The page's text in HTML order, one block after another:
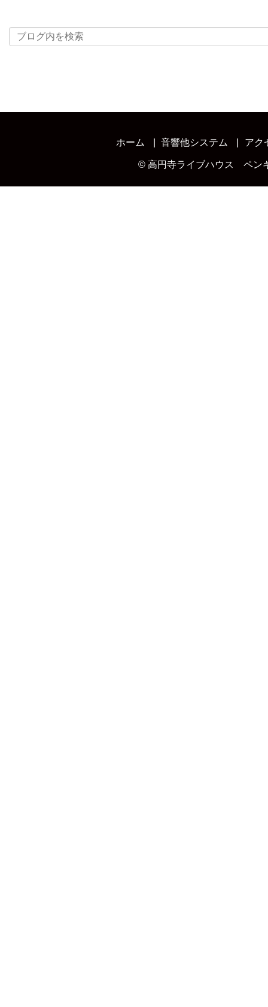
ホーム 音響他システム アク
© 高円寺ライブハウス ペン